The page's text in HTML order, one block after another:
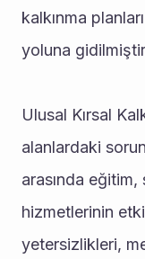
kalkınma
yoluna
Ulusal Kırsal
alanlardaki
arasında
hizmetlerinin
yetersizlikleri,